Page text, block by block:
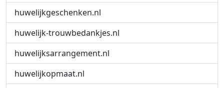
huwelijkgeschenken.nl
huwelijk-trouwbedankjes.nl
huwelijksarrangement.nl
huwelijkopmaat.nl